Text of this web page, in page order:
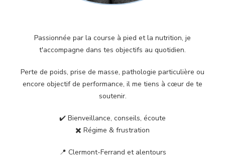
Passionnée par la course à pied et la nutrition, je
t'accompagne dans tes objectifs au quotidien.
Perte de poids, prise de masse, pathologie particulière ou
encore objectif de performance, il me tiens à cœur de te
soutenir.
✔️ Bienveillance, conseils, écoute
✖️ Régime & frustration
📍 Clermont-Ferrand et alentours